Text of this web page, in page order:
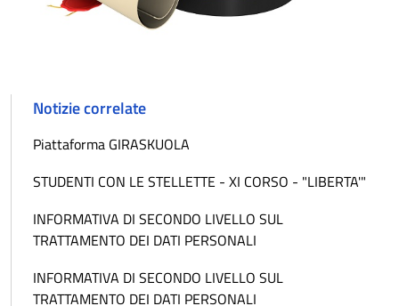
Notizie correlate
Piattaforma GIRASKUOLA
STUDENTI CON LE STELLETTE - XI CORSO - "LIBERTA'"
INFORMATIVA DI SECONDO LIVELLO SUL
TRATTAMENTO DEI DATI PERSONALI
INFORMATIVA DI SECONDO LIVELLO SUL
TRATTAMENTO DEI DATI PERSONALI